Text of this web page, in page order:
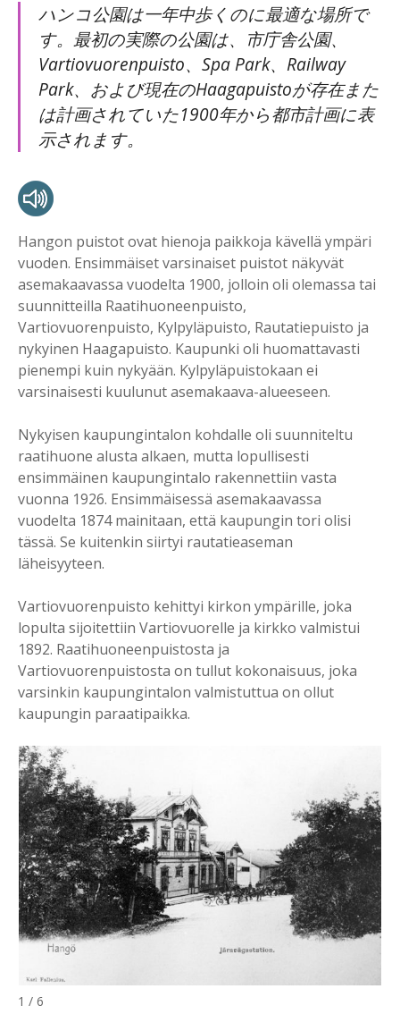
ハンコ公園は一年中歩くのに最適な場所で
す。最初の実際の公園は、市庁舎公園、
Vartiovuorenpuisto、Spa Park、Railway
Park、および現在のHaagapuistoが存在また
は計画されていた1900年から都市計画に表
示されます。
Hangon puistot ovat hienoja paikkoja kävellä ympäri
vuoden. Ensimmäiset varsinaiset puistot näkyvät
asemakaavassa vuodelta 1900, jolloin oli olemassa tai
suunnitteilla Raatihuoneenpuisto,
Vartiovuorenpuisto, Kylpyläpuisto, Rautatiepuisto ja
nykyinen Haagapuisto. Kaupunki oli huomattavasti
pienempi kuin nykyään. Kylpyläpuistokaan ei
varsinaisesti kuulunut asemakaava-alueeseen.
Nykyisen kaupungintalon kohdalle oli suunniteltu
raatihuone alusta alkaen, mutta lopullisesti
ensimmäinen kaupungintalo rakennettiin vasta
vuonna 1926. Ensimmäisessä asemakaavassa
vuodelta 1874 mainitaan, että kaupungin tori olisi
tässä. Se kuitenkin siirtyi rautatieaseman
läheisyyteen.
Vartiovuorenpuisto kehittyi kirkon ympärille, joka
lopulta sijoitettiin Vartiovuorelle ja kirkko valmistui
1892. Raatihuoneenpuistosta ja
Vartiovuorenpuistosta on tullut kokonaisuus, joka
varsinkin kaupungintalon valmistuttua on ollut
kaupungin paraatipaikka.
1 / 6